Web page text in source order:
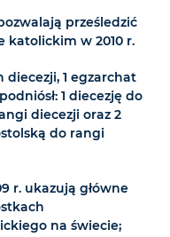
prześledzić
katolickim w 2010 r.
diecezji, 1 egzarchat
1 diecezję do
diecezji oraz 2
do rangi
r. ukazują główne
na świecie;